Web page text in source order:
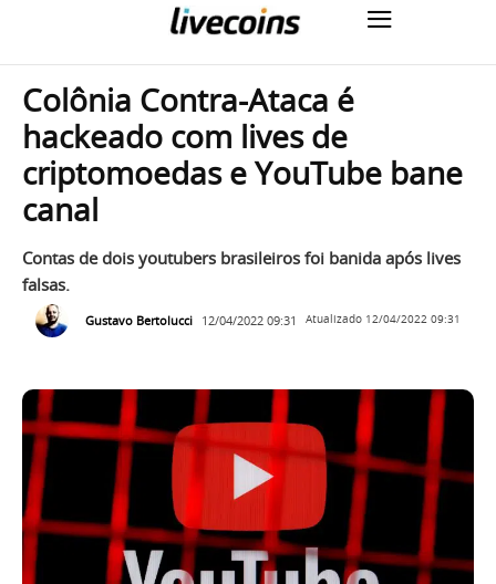
Colônia Contra-Ataca é
hackeado com lives de
criptomoedas e YouTube bane
canal
Contas de dois youtubers brasileiros foi banida após lives
falsas.
Gustavo Bertolucci 12/04/2022 09:31 Atualizado 12/04/2022 09:31